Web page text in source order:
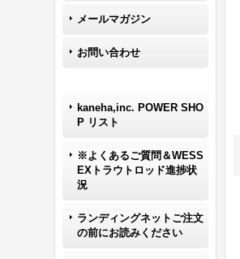
メールマガジン
お問い合わせ
kaneha,inc. POWER SHO
P リスト
※よくあるご質問＆WESS
EXトラウトロッド進捗状
況
ランディングネットご注文
の前にお読みください